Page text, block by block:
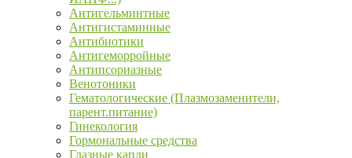
Антигельминтные
Антигистаминные
Антибиотики
Антигеморройные
Антипсориазные
Венотоники
Гематологические (Плазмозаменители,
парент.питание)
Гинекология
Гормональные средства
Глазные капли